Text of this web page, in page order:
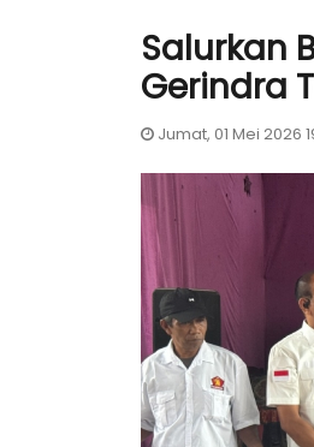
Salurkan
Gerindra
Jumat, 01 Mei 2026